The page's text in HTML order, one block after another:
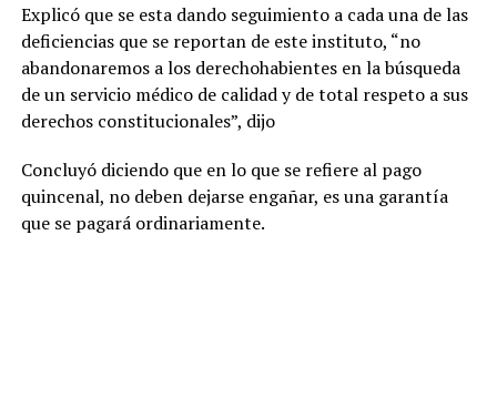
Explicó que se esta dando seguimiento a cada una de las
deficiencias que se reportan de este instituto, “no
abandonaremos a los derechohabientes en la búsqueda
de un servicio médico de calidad y de total respeto a sus
derechos constitucionales”, dijo
Concluyó diciendo que en lo que se refiere al pago
quincenal, no deben dejarse engañar, es una garantía
que se pagará ordinariamente.